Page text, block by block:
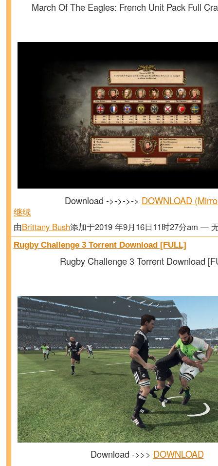
March Of The Eagles: French Unit Pack Full
Download ->->->-> DOWNLOAD
继续
由Brittany Bush添加于2019 年9月16日11时27分am —
Rugby Challenge 3 Torrent Download [FULL]
Rugby Challenge 3 Torrent Download
Download ->>> DOWNLOAD